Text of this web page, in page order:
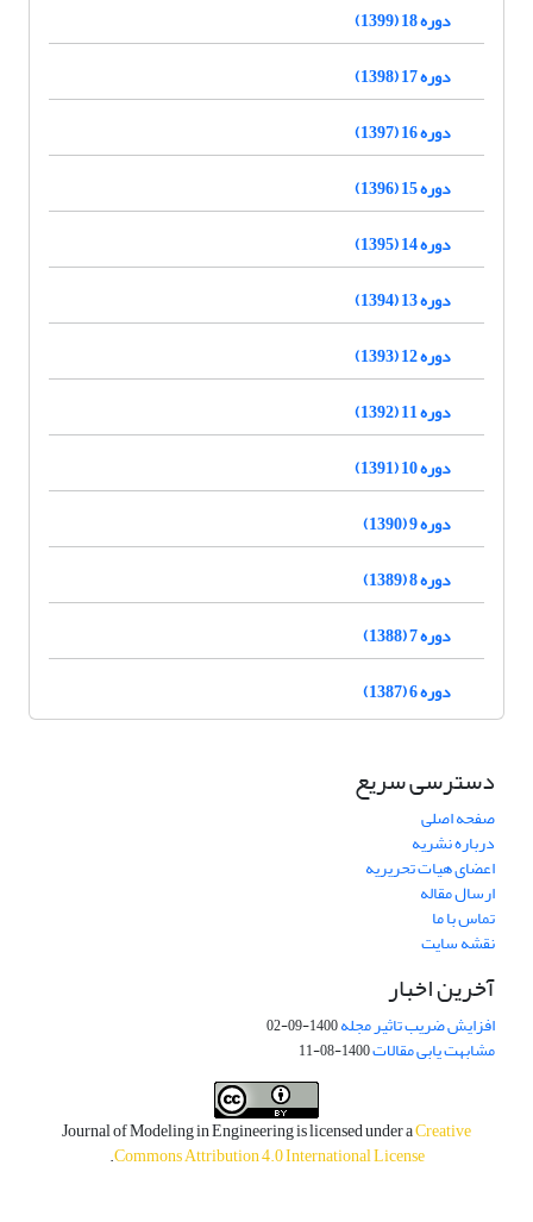
دوره 18 (1399)
دوره 17 (1398)
دوره 16 (1397)
دوره 15 (1396)
دوره 14 (1395)
دوره 13 (1394)
دوره 12 (1393)
دوره 11 (1392)
دوره 10 (1391)
دوره 9 (1390)
دوره 8 (1389)
دوره 7 (1388)
دوره 6 (1387)
دسترسی سریع
صفحه اصلی
درباره نشریه
اعضای هیات تحریریه
ارسال مقاله
تماس با ما
نقشه سایت
آخرین اخبار
افزایش ضریب تاثیر مجله1400-09-02
مشابهت یابی مقالات1400-08-11
Journal of Modeling in Engineering is licensed under aCreative
Commons Attribution 4.0 International License
.